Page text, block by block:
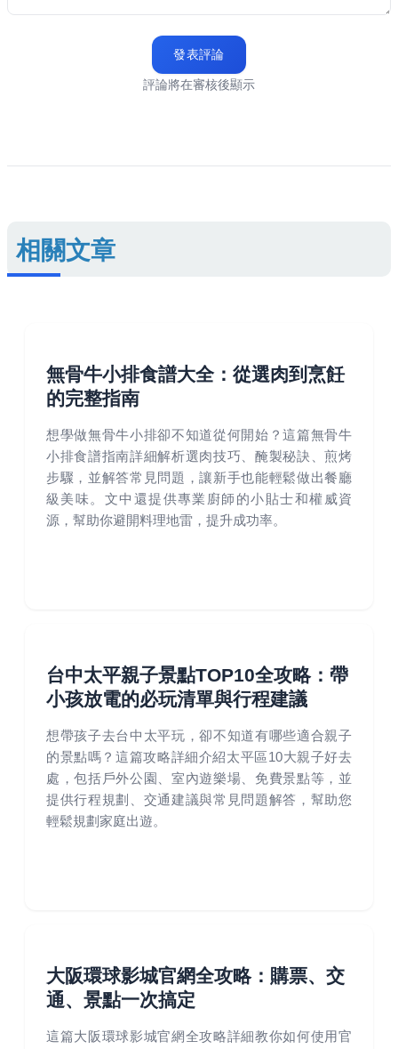
發表評論
評論將在審核後顯示
相關文章
無骨牛小排食譜大全：從選肉到烹飪
的完整指南
想學做無骨牛小排卻不知道從何開始？這篇無骨牛
小排食譜指南詳細解析選肉技巧、醃製秘訣、煎烤
步驟，並解答常見問題，讓新手也能輕鬆做出餐廳
級美味。文中還提供專業廚師的小貼士和權威資
源，幫助你避開料理地雷，提升成功率。
台中太平親子景點TOP10全攻略：帶
小孩放電的必玩清單與行程建議
想帶孩子去台中太平玩，卻不知道有哪些適合親子
的景點嗎？這篇攻略詳細介紹太平區10大親子好去
處，包括戶外公園、室內遊樂場、免費景點等，並
提供行程規劃、交通建議與常見問題解答，幫助您
輕鬆規劃家庭出遊。
大阪環球影城官網全攻略：購票、交
通、景點一次搞定
這篇大阪環球影城官網全攻略詳細教你如何使用官